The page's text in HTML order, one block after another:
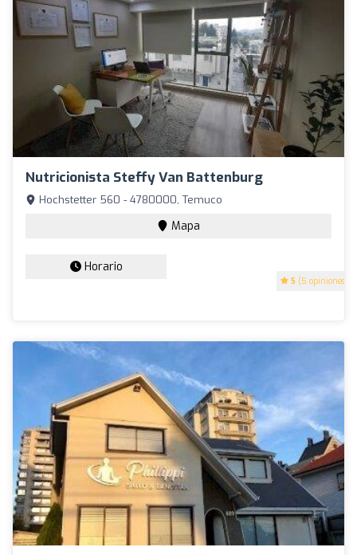
Nutricionista Steffy Van Battenburg
5 (5 opiniones)
Hochstetter 560 - 4780000, Temuco
Mapa
Horario